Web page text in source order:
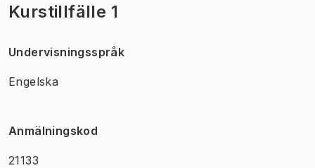
Kurstillfälle 1
Undervisningsspråk
Engelska
Anmälningskod
21133